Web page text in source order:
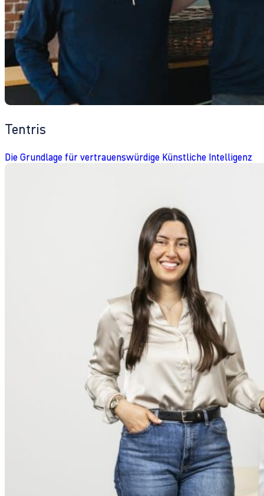
Tentris
Die Grundlage für vertrauenswürdige Künstliche Intelligenz